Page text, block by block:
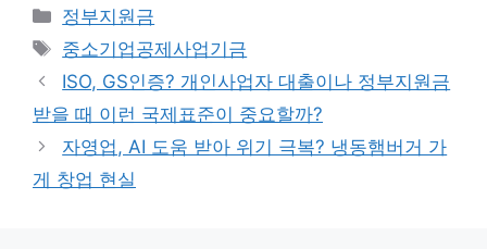
카
테
리
정부지원금
태
그
중소기업공제사업기금
ISO, GS인증? 개인사업자 대출이나 정부지원금
받을 때 이런 국제표준이 중요할까?
자영업, AI 도움 받아 위기 극복? 냉동햄버거 가
게 창업 현실